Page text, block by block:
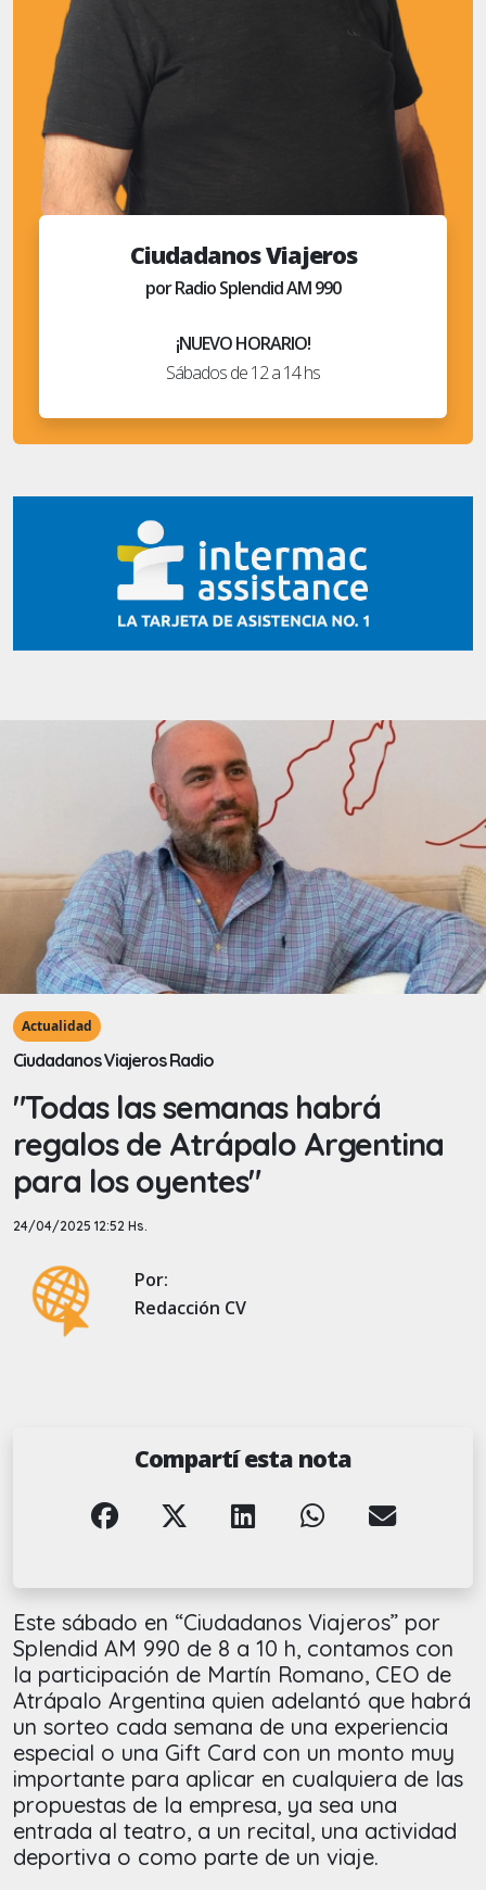
Ciudadanos Viajeros
por Radio Splendid AM 990
¡NUEVO HORARIO!
Sábados de 12 a 14 hs